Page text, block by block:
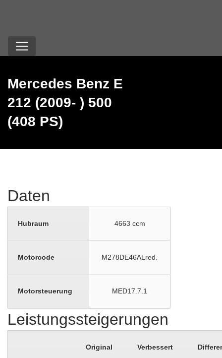
Mercedes Benz E
212 (2009- ) 500
(408 PS)
Daten
Hubraum 4663 ccm
Motorcode M278DE46ALred.
Motorsteuerung MED17.7.1
Leistungssteigerungen
Original Verbessert